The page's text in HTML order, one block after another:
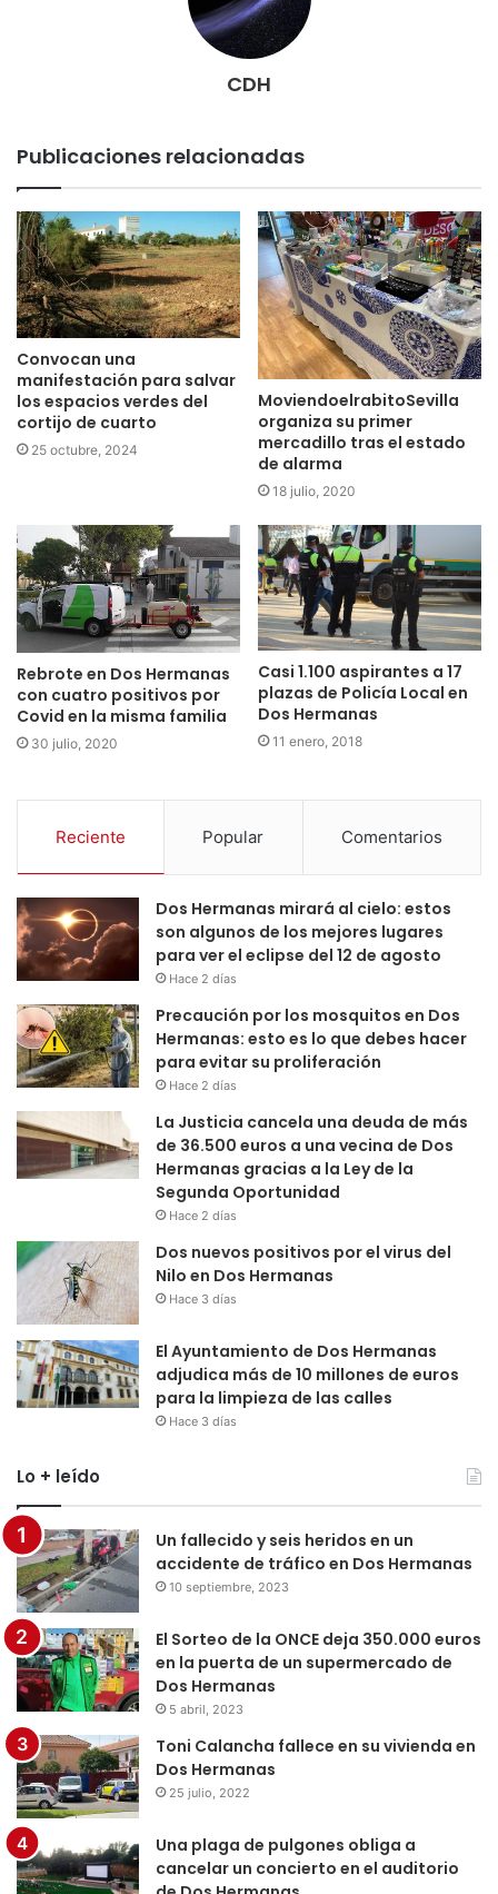
CDH
Publicaciones relacionadas
Convocan una
manifestación para salvar
los espacios verdes del
cortijo de cuarto
25 octubre, 2024
MoviendoelrabitoSevilla
organiza su primer
mercadillo tras el estado
de alarma
18 julio, 2020
Rebrote en Dos Hermanas
con cuatro positivos por
Covid en la misma familia
30 julio, 2020
Casi 1.100 aspirantes a 17
plazas de Policía Local en
Dos Hermanas
11 enero, 2018
Reciente Popular Comentarios
Dos Hermanas mirará al cielo: estos
son algunos de los mejores lugares
para ver el eclipse del 12 de agosto
Hace 2 días
Precaución por los mosquitos en Dos
Hermanas: esto es lo que debes hacer
para evitar su proliferación
Hace 2 días
La Justicia cancela una deuda de más
de 36.500 euros a una vecina de Dos
Hermanas gracias a la Ley de la
Segunda Oportunidad
Hace 2 días
Dos nuevos positivos por el virus del
Nilo en Dos Hermanas
Hace 3 días
El Ayuntamiento de Dos Hermanas
adjudica más de 10 millones de euros
para la limpieza de las calles
Hace 3 días
Lo + leído
Un fallecido y seis heridos en un
accidente de tráfico en Dos Hermanas
10 septiembre, 2023
El Sorteo de la ONCE deja 350.000 euros
en la puerta de un supermercado de
Dos Hermanas
5 abril, 2023
Toni Calancha fallece en su vivienda en
Dos Hermanas
25 julio, 2022
Una plaga de pulgones obliga a
cancelar un concierto en el auditorio